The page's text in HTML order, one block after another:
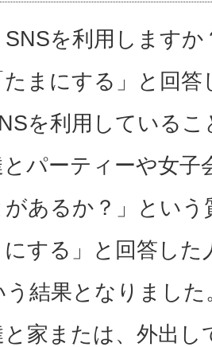
SNSを利用します
たまにする」と回
を利用している
とパーティーや女
あるか？」とい
する」と回答し
う結果となりました
家または、外出